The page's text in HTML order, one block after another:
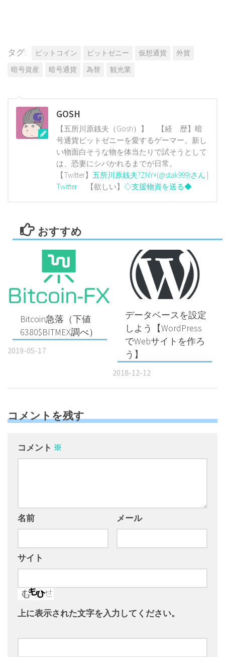
タグ: ビットコイン ビットゼニー 仮想通貨
外貨
暗号資産
暗号通貨 為替 観光業
GOSH
【五所川原銭夫（Gosh）】 【経 歴】暗
号通貨ビットゼニーを愛するゲーマー。新し
い物面白そうな物を体当たりで試そうとして
は、恐妻にシバかれるまでが日常。
【Twitter】 五所川原銭夫?ZNY+(@stak999)さん |
Twitter 【欲しい】 ◇支援物資を送る◆
おすすめ
Bitcoin急落（下値
6380$BITMEX調べ）
2019-05-17
データベースを設定
しよう【WordPress
でWebサイトを作ろ
う】
2018-12-12
コメントを残す
コメント ※
名前 メール
サイト
上に表示された文字を入力してください。